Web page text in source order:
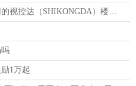
SHIKONGDA）楼宇对讲系统的方案
1万起